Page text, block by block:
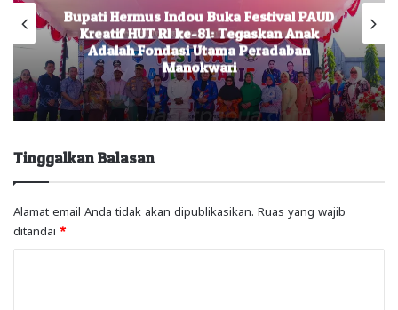
Bupati Hermus Indou Buka Festival PAUD
Kreatif HUT RI ke-81: Tegaskan Anak
Adalah Fondasi Utama Peradaban
Manokwari
Tinggalkan Balasan
Alamat email Anda tidak akan dipublikasikan. Ruas yang wajib
ditandai *